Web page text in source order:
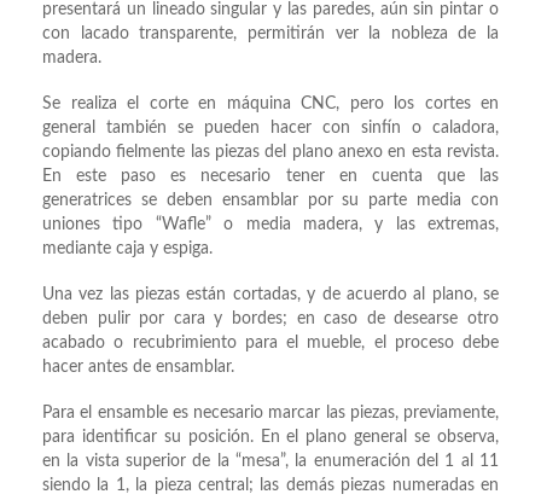
presentará un lineado singular y las paredes, aún sin pintar o
con lacado transparente, permitirán ver la nobleza de la
madera.
Se realiza el corte en máquina CNC, pero los cortes en
general también se pueden hacer con sinfín o caladora,
copiando fielmente las piezas del plano anexo en esta revista.
En este paso es necesario tener en cuenta que las
generatrices se deben ensamblar por su parte media con
uniones tipo “Wafle” o media madera, y las extremas,
mediante caja y espiga.
Una vez las piezas están cortadas, y de acuerdo al plano, se
deben pulir por cara y bordes; en caso de desearse otro
acabado o recubrimiento para el mueble, el proceso debe
hacer antes de ensamblar.
Para el ensamble es necesario marcar las piezas, previamente,
para identificar su posición. En el plano general se observa,
en la vista superior de la “mesa”, la enumeración del 1 al 11
siendo la 1, la pieza central; las demás piezas numeradas en